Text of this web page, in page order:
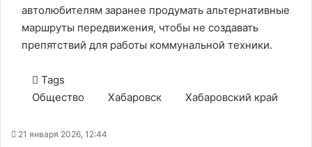
автолюбителям заранее продумать альтернативные
маршруты передвижения, чтобы не создавать
препятствий для работы коммунальной техники.
Tags
Общество
Хабаровск Хабаровский край
21 января 2026, 12:44